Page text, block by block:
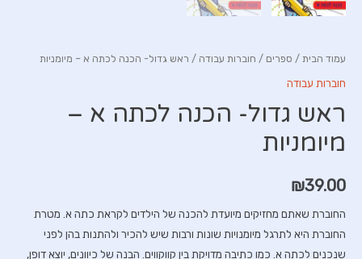
עמוד הבית / ספרים / חוברות עבודה / ראש גדול- הכנה לכתה א – מיומניות
חוברות עבודה
ראש גדול- הכנה לכתה א –
מיומניות
₪39.00
החוברת שאתם מחזיקים מיועדת להכנה של הילדים לקראת כתה א. מטרת
החוברת היא לתרגל מיומנויות שונות ורבות שיש להכיר ולהתנות בהן לפני
שנכנים לכתה א. כמו כתיבה מדויקת בין קווקווים. הבנה של כיוונים, יוצא דופן,